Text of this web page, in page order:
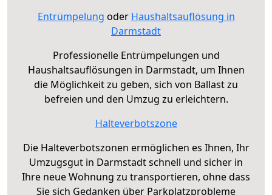
Entrümpelung oder Haushaltsauflösung in
Darmstadt
Professionelle Entrümpelungen und
Haushaltsauflösungen in Darmstadt, um Ihnen
die Möglichkeit zu geben, sich von Ballast zu
befreien und den Umzug zu erleichtern.
Halteverbotszone
Die Halteverbotszonen ermöglichen es Ihnen, Ihr
Umzugsgut in Darmstadt schnell und sicher in
Ihre neue Wohnung zu transportieren, ohne dass
Sie sich Gedanken über Parkplatzprobleme